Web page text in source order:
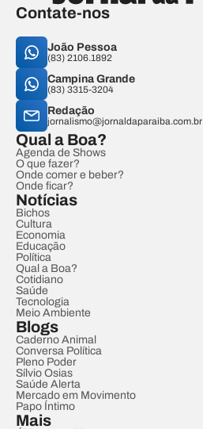
Contate-nos
João Pessoa
(83) 2106.1892
Campina Grande
(83) 3315-3204
Redação
jornalismo@jornaldaparaiba.com.br
Qual a Boa?
Agenda de Shows
O que fazer?
Onde comer e beber?
Onde ficar?
Notícias
Bichos
Cultura
Economia
Educação
Política
Qual a Boa?
Cotidiano
Saúde
Tecnologia
Meio Ambiente
Blogs
Caderno Animal
Conversa Política
Pleno Poder
Sílvio Osias
Saúde Alerta
Mercado em Movimento
Papo Íntimo
Mais